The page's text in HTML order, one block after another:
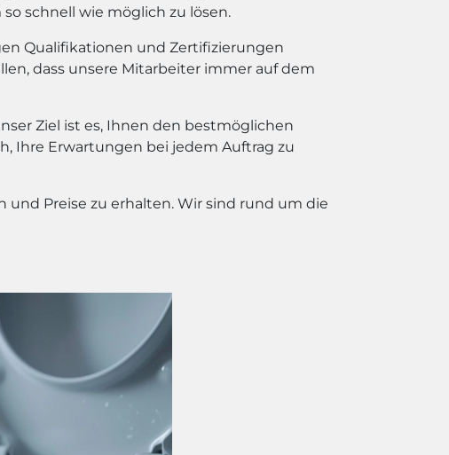
schnell wie möglich zu lösen.
Qualifikationen und Zertifizierungen
dass unsere Mitarbeiter immer auf dem
Ziel ist es, Ihnen den bestmöglichen
Ihre Erwartungen bei jedem Auftrag zu
Preise zu erhalten. Wir sind rund um die